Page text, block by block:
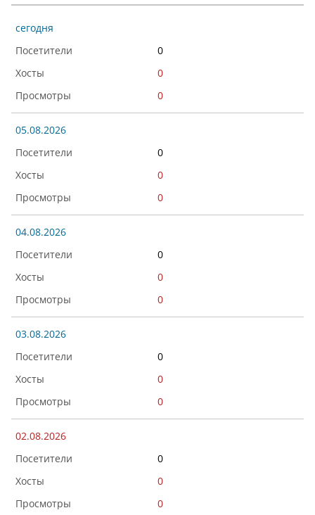
сегодня
0
0
0
05.08.2026
0
0
0
04.08.2026
0
0
0
03.08.2026
0
0
0
02.08.2026
0
0
0